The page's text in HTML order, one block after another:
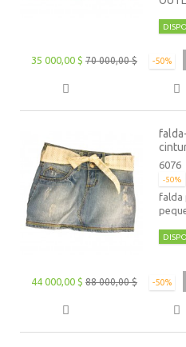
35 000,00 $ 70 000,00 $ -50%
6076
-50%
falda
44 000,00 $ 88 000,00 $ -50%